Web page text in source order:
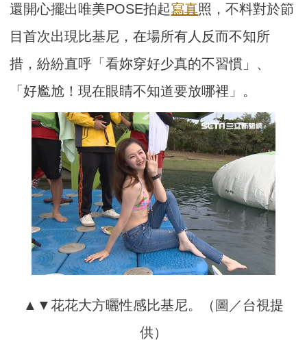
還開心擺出唯美POSE拍起寫真照，不料對於節
目首次出現比基尼，在場所有人反而不知所
措，紛紛直呼「看妳穿好少真的不習慣」、
「好尷尬！現在眼睛不知道要放哪裡」。
▲▼花花大方曬性感比基尼。（圖／台視提
供）